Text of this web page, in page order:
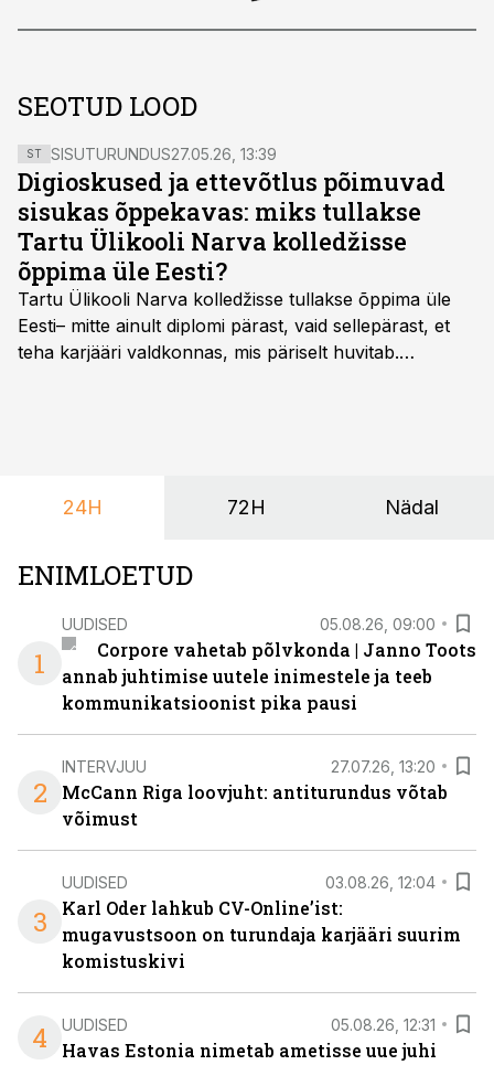
SEOTUD LOOD
ST SISUTURUNDUS27.05.26, 13:39
Digioskused ja ettevõtlus põimuvad
sisukas õppekavas: miks tullakse
Tartu Ülikooli Narva kolledžisse
õppima üle Eesti?
Tartu Ülikooli Narva kolledžisse tullakse õppima üle
Eesti– mitte ainult diplomi pärast, vaid sellepärast, et
teha karjääri valdkonnas, mis päriselt huvitab.
24H 72H Nädal
ENIMLOETUD
1
UUDISED 05.08.26, 09:00
Corpore vahetab põlvkonda | Janno Toots
annab juhtimise uutele inimestele ja teeb
kommunikatsioonist pika pausi
2
INTERVJUU 27.07.26, 13:20
McCann Riga loovjuht: antiturundus võtab
võimust
3
UUDISED 03.08.26, 12:04
Karl Oder lahkub CV-Online’ist:
mugavustsoon on turundaja karjääri suurim
komistuskivi
4 UUDISED 05.08.26, 12:31
Havas Estonia nimetab ametisse uue juhi